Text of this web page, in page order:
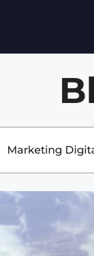
Marketing